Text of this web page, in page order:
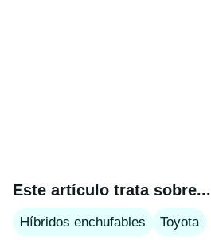
Este artículo trata sobre...
Híbridos enchufables Toyota